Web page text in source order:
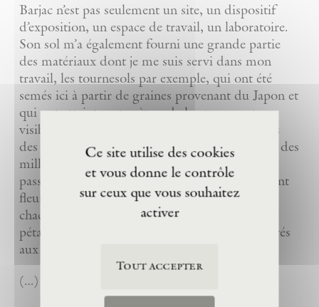
Barjac n’est pas seulement un site, un dispositif
d’exposition, un espace de travail, un laboratoire.
Son sol m’a également fourni une grande partie
des matériaux dont je me suis servi dans mon
travail, les tournesols par exemple, qui ont été
semés ici à partir de graines provenant du Japon et
qui ont atteint sept mètres de hauteur, sont
visibles dans un certain nombre de mes œuvres
des années 1996 à 2012. De même, on y a planté des
milliers de tulipes en automne qui, après avoir
passé l’hiver en terre, ont éclos au printemps, ont
fleuri et se sont éteintes après s’être confiées
chacune à une étoile. Conservés et séchés, leurs
pétales ont été utilisés dans les tableaux consacrés
aux poètes arabes.
(…)
Ce site utilise des cookies
et vous donne le contrôle
sur ceux que vous souhaitez
activer
Tout accepter